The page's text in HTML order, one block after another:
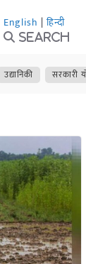
English | हिन्दी
Search
उद्यानिकी सरकारी